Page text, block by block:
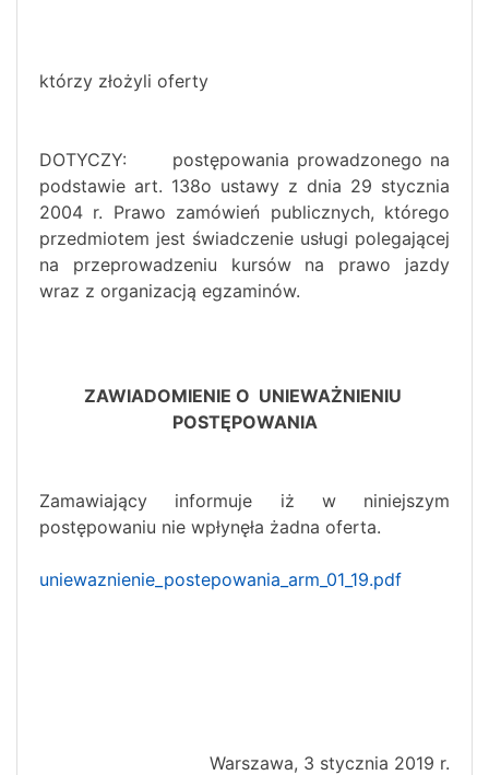
którzy złożyli oferty
DOTYCZY:
postępowania prowadzonego na
podstawie art. 138o ustawy z dnia 29 stycznia
2004 r. Prawo zamówień publicznych, którego
przedmiotem jest świadczenie usługi polegającej
na przeprowadzeniu kursów na prawo jazdy
wraz z organizacją egzaminów.
ZAWIADOMIENIE O UNIEWAŻNIENIU
POSTĘPOWANIA
Zamawiający informuje iż w niniejszym
postępowaniu nie wpłynęła żadna oferta.
uniewaznienie_postepowania_arm_01_19.pdf
Warszawa, 3 stycznia 2019 r.